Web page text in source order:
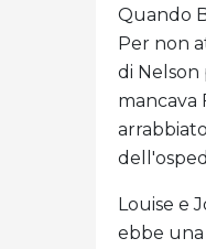
Quando
Per non
di Nelson
mancava
Louise e
ebbe una